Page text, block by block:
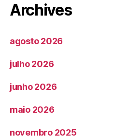
Archives
agosto 2026
julho 2026
junho 2026
maio 2026
novembro 2025